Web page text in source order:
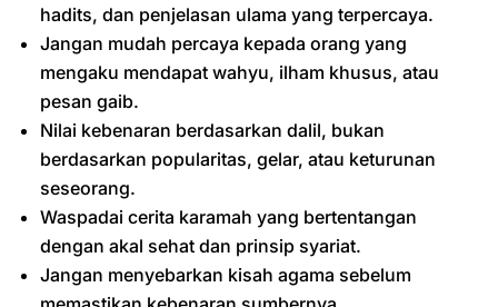
hadits, dan penjelasan ulama yang terpercaya.
Jangan mudah percaya kepada orang yang
mengaku mendapat wahyu, ilham khusus, atau
pesan gaib.
Nilai kebenaran berdasarkan dalil, bukan
berdasarkan popularitas, gelar, atau keturunan
seseorang.
Waspadai cerita karamah yang bertentangan
dengan akal sehat dan prinsip syariat.
Jangan menyebarkan kisah agama sebelum